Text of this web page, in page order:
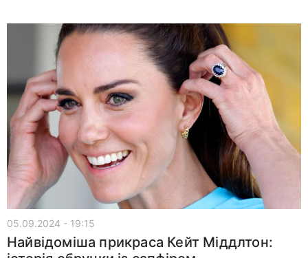
05.09.2024 - 19:15
Найвідоміша прикраса Кейт Міддлтон: